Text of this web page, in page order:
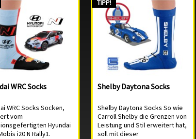
WRC Socks
WRC Socks Socken,
vom
Hyundai
i20 N Rally1.
TIPP!
Shelby Daytona Socks
Shelby Daytona Socks So wie
Carroll Shelby die Grenzen von
Leistung und Stil erweitert hat,
soll mit dieser